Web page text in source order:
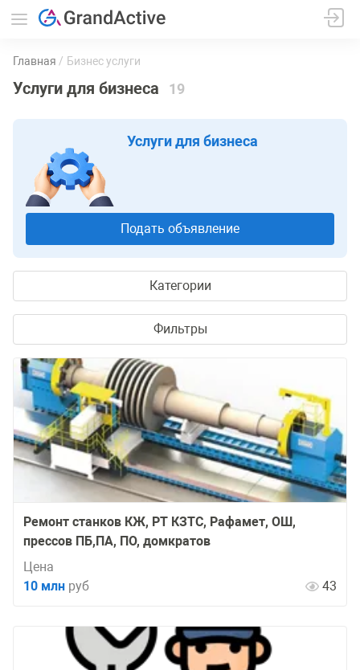
Главная Бизнес услуги
Услуги для бизнеса 19
Услуги для бизнеса
Подать объявление
Категории
Фильтры
Ремонт станков КЖ, РТ КЗТС, Рафамет, ОШ,
прессов ПБ,ПА, ПО, домкратов
Цена
10 млн руб 43